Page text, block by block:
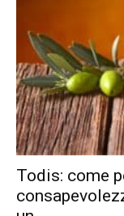
Todis: come